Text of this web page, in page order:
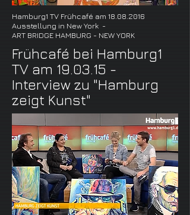
Hamburg1 TV Frühcafé am 18.08.2016
Ausstellung in New York -
ART BRIDGE HAMBURG - NEW YORK
Frühcafé bei Hamburg1
TV am 19.03.15 -
Interview zu "Hamburg
zeigt Kunst"